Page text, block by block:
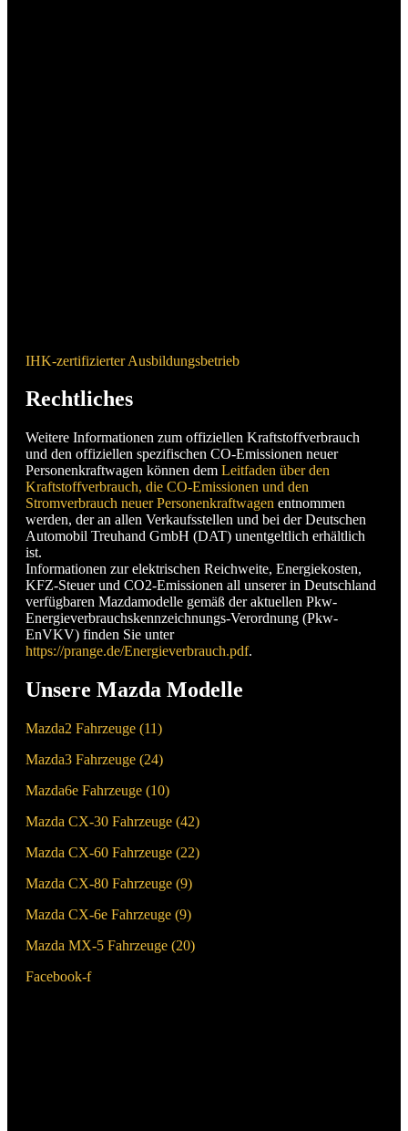
IHK-zertifizierter Ausbildungsbetrieb
Rechtliches
Weitere Informationen zum offiziellen Kraftstoffverbrauch
und den offiziellen spezifischen CO-Emissionen neuer
Personenkraftwagen können dem Leitfaden über den
Kraftstoffverbrauch, die CO-Emissionen und den
Stromverbrauch neuer Personenkraftwagen entnommen
werden, der an allen Verkaufsstellen und bei der Deutschen
Automobil Treuhand GmbH (DAT) unentgeltlich erhältlich
ist.
Informationen zur elektrischen Reichweite, Energiekosten,
KFZ-Steuer und CO2-Emissionen all unserer in Deutschland
verfügbaren Mazdamodelle gemäß der aktuellen Pkw-
Energieverbrauchskennzeichnungs-Verordnung (Pkw-
EnVKV) finden Sie unter
https://prange.de/Energieverbrauch.pdf.
Unsere Mazda Modelle
Mazda2 Fahrzeuge (11)
Mazda3 Fahrzeuge (24)
Mazda6e Fahrzeuge (10)
Mazda CX-30 Fahrzeuge (42)
Mazda CX-60 Fahrzeuge (22)
Mazda CX-80 Fahrzeuge (9)
Mazda CX-6e Fahrzeuge (9)
Mazda MX-5 Fahrzeuge (20)
Facebook-f